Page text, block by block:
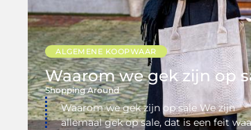
ALGEMENE KOOPWAAR
Waarom we gek zijn op
Shopping Around
Waarom we gek zijn op sale We zijn
allemaal gek op sale, dat is een feit